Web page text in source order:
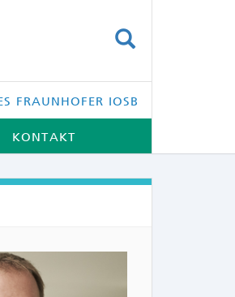
FRAUNHOFER IOSB
KONTAKT